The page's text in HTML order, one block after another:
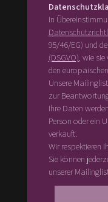
In
95/46/EG) und
(DSGVO), wie
den
Unsere
zur
Ihre Daten
Person oder ein
verkauft.
Wir respektieren
Sie können
unserer